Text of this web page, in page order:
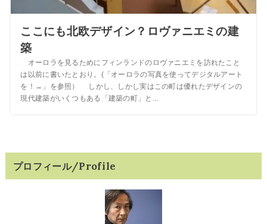
ここにも北欧デザイン？ロヴァニエミの建
築
オーロラを見るためにフィンランドのロヴァニエミを訪れたこと
は以前に書いたとおり。(「オーロラの写真を使ってデジタルアート
を！→」を参照） しかし、しかし実はこの町は優れたデザインの
現代建築がいくつもある「建築の町」と...
プロフィール/Profile